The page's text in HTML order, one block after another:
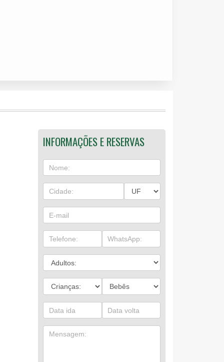
INFORMAÇÕES E RESERVAS